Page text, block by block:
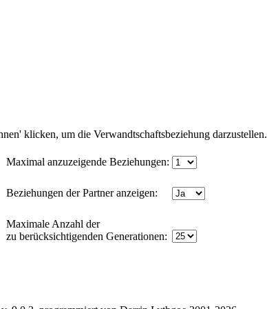
klicken, um die Verwandtschaftsbeziehung darzustellen.
Maximal anzuzeigende Beziehungen:
Beziehungen der Partner anzeigen:
Maximale Anzahl der
zu berücksichtigenden Generationen: